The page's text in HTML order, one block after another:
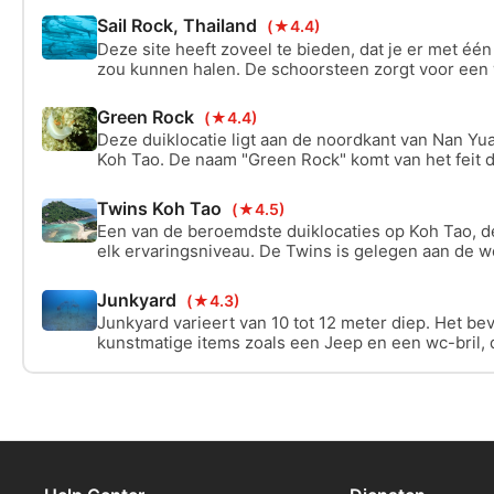
Sail Rock, Thailand (★4.4)
Deze site heeft zoveel te bieden, dat je er met
zou kunnen halen. De schoorsteen zorgt voor een
een diepte van 18 meter. De site bereikt een
ongeveer 40 meter, perfect voor diepe en XR-
Green Rock (★4.4)
Deze duiklocatie ligt aan de noordkant van Nan
Koh Tao. De naam "Green Rock" komt van het feit
Twins Koh Tao (★4.5)
Een van de beroemdste duiklocaties op Koh Tao,
elk ervaringsniveau. De Twins is gelegen aan de
recreatieve duikers.
Junkyard (★4.3)
Junkyard varieert van 10 tot 12 meter diep. Het
kunstmatige items zoals een Jeep en een wc-bril,